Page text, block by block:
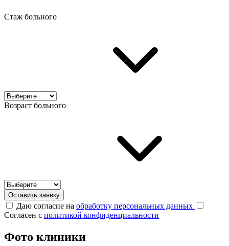
Стаж больного
Возраст больного
Оставить заявку
Даю согласие на обработку персональных данных
Согласен с политикой конфиденциальности
Фото клиники